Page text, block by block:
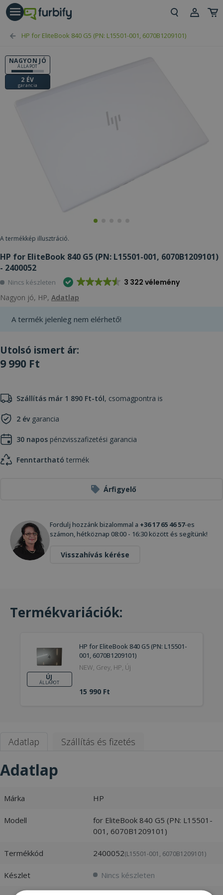
HP for EliteBook 840 G5 (PN: L15501-001, 6070B1209101)
NAGYON JÓ
ÁLLAPOT
2 ÉV
garancia
A termékkép illusztráció.
HP for EliteBook 840 G5 (PN: L15501-001, 6070B1209101)
- 2400052
Nincs készleten 3 322 vélemény
Nagyon jó, HP, Adatlap
A termék jelenleg nem elérhető!
Utolsó ismert ár:
9 990 Ft
Szállítás már 1 890 Ft-tól, csomagpontra is
2 évgarancia
30 napos pénzvisszafizetési garancia
Fenntartható termék
Árfigyelő
Fordulj hozzánk bizalommal a +36 17 65 46 57-es
számon, hétköznap 08:00 - 16:30 között és segítünk!
Visszahívás kérése
Termékvariációk:
ÚJ
ÁLLAPOT
HP for EliteBook 840 G5 (PN: L15501-
001, 6070B1209101)
NEW, Grey, HP, Új
15 990 Ft
Adatlap Szállítás és fizetés
Adatlap
Márka HP
Modell
for EliteBook 840 G5 (PN: L15501-
001, 6070B1209101)
Termékkód 2400052(L15501-001, 6070B1209101)
Készlet Nincs készleten
gomb